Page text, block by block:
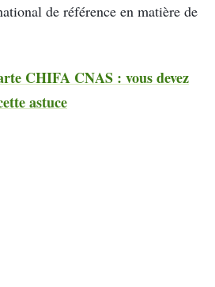
de référence en matière de
CHIFA CNAS : vous devez
astuce